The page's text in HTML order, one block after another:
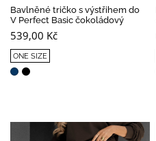
Bavlněné tričko s výstřihem do
V Perfect Basic čokoládový
539,00 Kč
ONE SIZE